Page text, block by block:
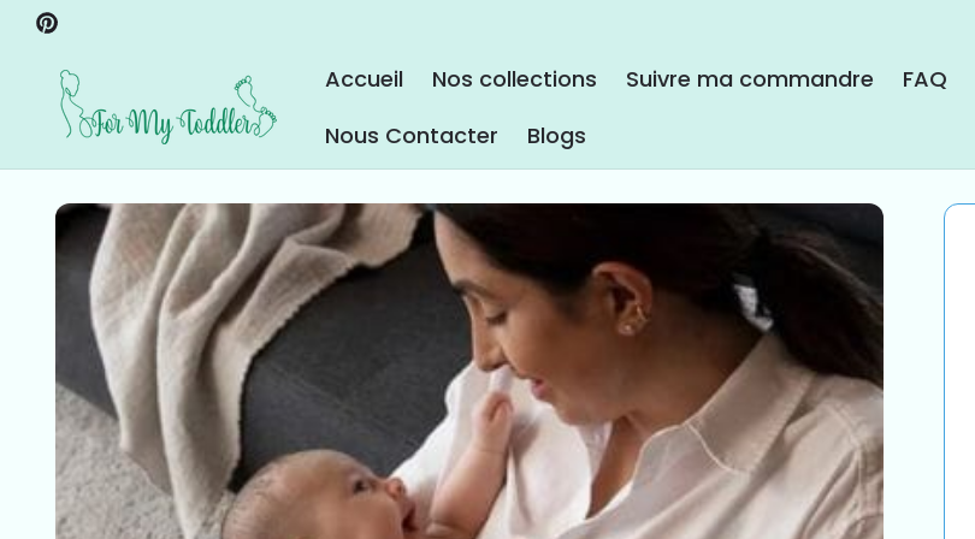
ET PASSER
AU
Pinterest
Accueil Nos collections Suivre ma commandre FAQ
Nous Contacter
Blogs
PASSER AUX
INFORMATIONS
PRODUITS